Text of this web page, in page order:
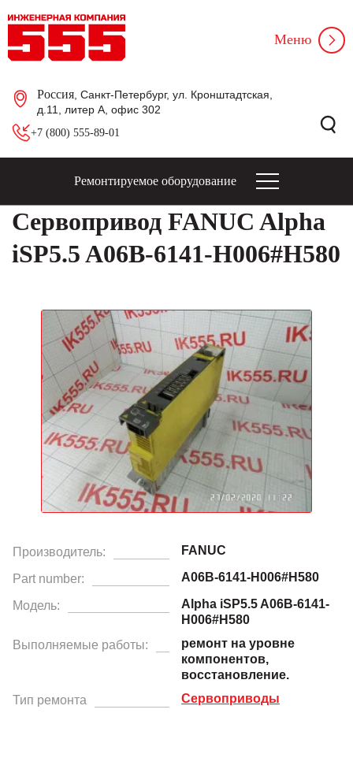
Россия , Санкт-Петербург, ул. Кронштадтская,
д.11, литер А, офис 302
+7 (800) 555-89-01
Меню
Ремонтируемое оборудование
Сервопривод FANUC Alpha
iSP5.5 A06B-6141-H006#H580
Производитель: FANUC
Part number: A06B-6141-H006#H580
Модель:
Alpha iSP5.5 A06B-6141-
H006#H580
Выполняемые работы:
ремонт на уровне
компонентов,
восстановление.
Тип ремонта
Сервоприводы